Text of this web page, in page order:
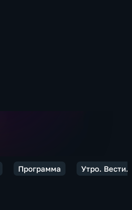
Программа Утро. Вести.